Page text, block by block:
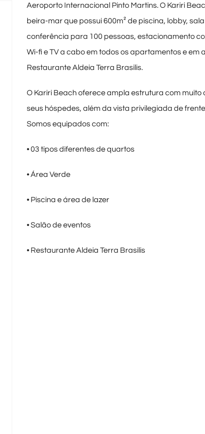
Aeroporto Internacional Pinto Martins. O Kariri
beira-mar que possui 600m² de piscina, lobby,
conferência para 100 pessoas, estacionamento
Wi-fi e TV a cabo em todos os apartamentos e em
Restaurante Aldeia Terra Brasilis.
O Kariri Beach oferece ampla estrutura com muito
seus hóspedes, além da vista privilegiada de
Somos equipados com:
• 03 tipos diferentes de quartos
• Área Verde
• Piscina e área de lazer
• Salão de eventos
• Restaurante Aldeia Terra Brasilis